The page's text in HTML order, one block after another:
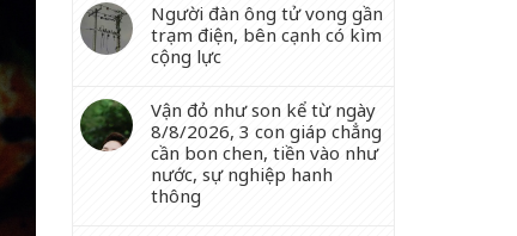
Người đàn ông tử vong gần
trạm điện, bên cạnh có kìm
cộng lực
Vận đỏ như son kể từ ngày
8/8/2026, 3 con giáp chẳng
cần bon chen, tiền vào như
nước, sự nghiệp hanh
thông